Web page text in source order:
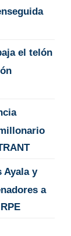
el telón
Ayala y
a